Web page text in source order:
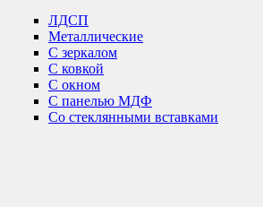
ЛДСП
Металлические
С зеркалом
С ковкой
С окном
С панелью МДФ
Со стеклянными вставками